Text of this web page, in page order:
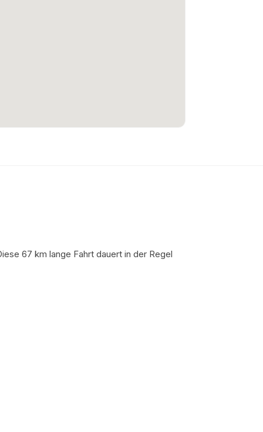
67 km lange Fahrt dauert in der Regel